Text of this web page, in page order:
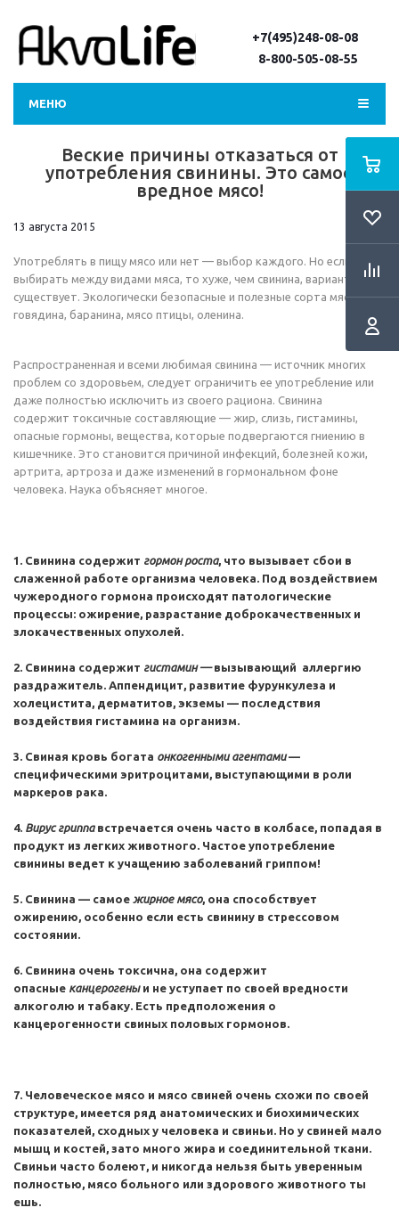
+7(495)248-08-08
8-800-505-08-55
МЕНЮ
Веские причины отказаться от
употребления свинины. Это самое
вредное мясо!
13 августа 2015
Употреблять в пищу мясо или нет — выбор каждого. Но если уж
выбирать между видами мяса, то хуже, чем свинина, варианта не
существует. Экологически безопасные и полезные сорта мяса —
говядина, баранина, мясо птицы, оленина.
Распространенная и всеми любимая свинина — источник многих
проблем со здоровьем, следует ограничить ее употребление или
даже полностью исключить из своего рациона. Свинина
содержит токсичные составляющие — жир, слизь, гистамины,
опасные гормоны, вещества, которые подвергаются гниению в
кишечнике. Это становится причиной инфекций, болезней кожи,
артрита, артроза и даже изменений в гормональном фоне
человека. Наука объясняет многое.
1. Свинина содержит гормон роста, что вызывает сбои в
слаженной работе организма человека. Под воздействием
чужеродного гормона происходят патологические
процессы: ожирение, разрастание доброкачественных и
злокачественных опухолей.
2. Свинина содержит гистамин —вызывающий аллергию
раздражитель. Аппендицит, развитие фурункулеза и
холецистита, дерматитов, экземы — последствия
воздействия гистамина на организм.
3. Свиная кровь богата онкогенными агентами—
специфическими эритроцитами, выступающими в роли
маркеров рака.
4. Вирус гриппавстречается очень часто в колбасе, попадая в
продукт из легких животного. Частое употребление
свинины ведет к учащению заболеваний гриппом!
5. Свинина — самое жирное мясо, она способствует
ожирению, особенно если есть свинину в стрессовом
состоянии.
6. Свинина очень токсична, она содержит
опасные канцерогеныи не уступает по своей вредности
алкоголю и табаку. Есть предположения о
канцерогенности свиных половых гормонов.
7. Человеческое мясо и мясо свиней очень схожи по своей
структуре, имеется ряд анатомических и биохимических
показателей, сходных у человека и свиньи. Но у свиней мало
мышц и костей, зато много жира и соединительной ткани.
Свиньи часто болеют, и никогда нельзя быть уверенным
полностью, мясо больного или здорового животного ты
ешь.